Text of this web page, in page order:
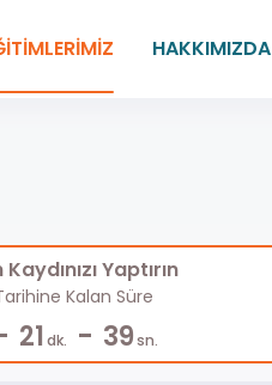
HAKKIMIZDA
Yaptırın
Kalan Süre
21 dk. - 38sn.